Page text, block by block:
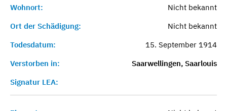
Wohnort:
Nicht bekannt
Ort der Schädigung:
Nicht bekannt
Todesdatum:
15. September 1914
Verstorben in:
Saarwellingen, Saarlouis
Signatur LEA: